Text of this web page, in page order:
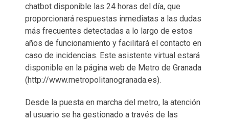
chatbot disponible las 24 horas del día, que
proporcionará respuestas inmediatas a las dudas
más frecuentes detectadas a lo largo de estos
años de funcionamiento y facilitará el contacto en
caso de incidencias. Este asistente virtual estará
disponible en la página web de Metro de Granada
(http://www.metropolitanogranada.es).
Desde la puesta en marcha del metro, la atención
al usuario se ha gestionado a través de las